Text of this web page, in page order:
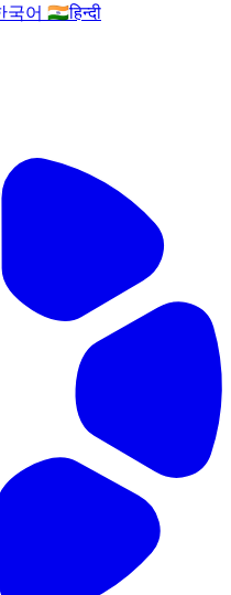
국어 🇮🇳हिन्दी